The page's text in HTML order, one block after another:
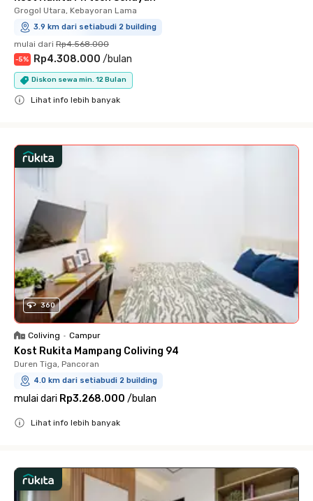
Grogol Utara, Kebayoran Lama
3.9 km dari setiabudi 2 building
mulai dari Rp4.568.000
-5% Rp4.308.000 /bulan
Diskon sewa min. 12 Bulan
Lihat info lebih banyak
360
Coliving • Campur
Kost Rukita Mampang Coliving 94
Duren Tiga, Pancoran
4.0 km dari setiabudi 2 building
mulai dari Rp3.268.000 /bulan
Lihat info lebih banyak